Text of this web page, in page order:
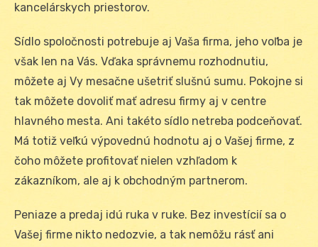
kancelárskych priestorov.
Sídlo spoločnosti potrebuje aj Vaša firma, jeho voľba je
však len na Vás. Vďaka správnemu rozhodnutiu,
môžete aj Vy mesačne ušetriť slušnú sumu. Pokojne si
tak môžete dovoliť mať adresu firmy aj v centre
hlavného mesta. Ani takéto sídlo netreba podceňovať.
Má totiž veľkú výpovednú hodnotu aj o Vašej firme, z
čoho môžete profitovať nielen vzhľadom k
zákazníkom, ale aj k obchodným partnerom.
Peniaze a predaj idú ruka v ruke. Bez investícií sa o
Vašej firme nikto nedozvie, a tak nemôžu rásť ani